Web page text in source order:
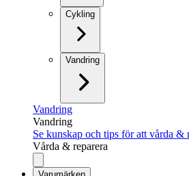
Cykling
Vandring
Vandring
Vandring
Se kunskap och tips för att vårda &
Vårda & reparera